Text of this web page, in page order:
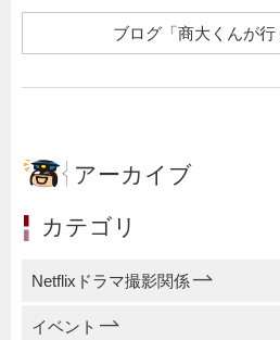
ブログ「商大くんが
アーカイブ
カテゴリ
Netflixドラマ撮影関係
イベント